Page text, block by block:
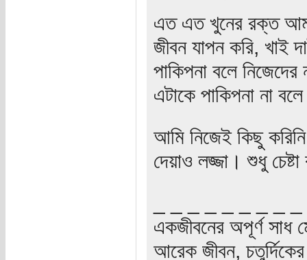
এত এত খুনের রক্ত
জীবন যাপন করি, খাই
পাকিপনা বলে
এটাকে পাকিপনা না
আমি নিজেই কিছু
দেয়াও লজ্জা। শুধু
একজীবনের অপূর্ণ সাধ
আরেক জীবন, চতুর্দিকের